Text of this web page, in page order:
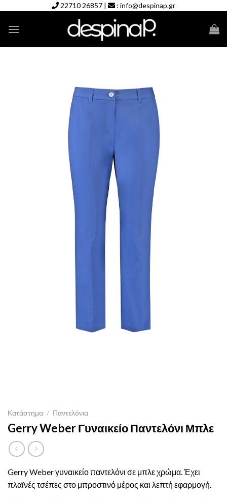
content
22710 26857 | : info@despinap.gr
Κατάστημα / Παντελόνια
Gerry Weber Γυναικείο Παντελόνι Μπλε
Gerry Weber γυναικείο παντελόνι σε μπλε χρώμα. Έχει
πλαϊνές τσέπες στο μπροστινό μέρος και λεπτή εφαρμογή.